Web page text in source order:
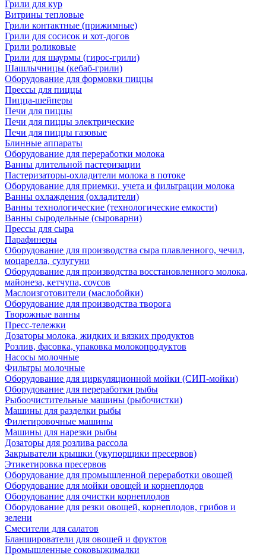
Грили для кур
Витрины тепловые
Грили контактные (прижимные)
Грили для сосисок и хот-догов
Грили роликовые
Грили для шаурмы (гирос-грили)
Шашлычницы (кебаб-грили)
Оборудование для формовки пиццы
Прессы для пиццы
Пицца-шейперы
Печи для пиццы
Печи для пиццы электрические
Печи для пиццы газовые
Блинные аппараты
Оборудование для переработки молока
Ванны длительной пастеризации
Пастеризаторы-охладители молока в потоке
Оборудование для приемки, учета и фильтрации молока
Ванны охлаждения (охладители)
Ванны технологические (технологические емкости)
Ванны сыродельные (сыроварни)
Прессы для сыра
Парафинеры
Оборудование для производства сыра плавленного, чечил,
моцарелла, сулугуни
Оборудование для производства восстановленного молока,
майонеза, кетчупа, соусов
Маслоизготовители (маслобойки)
Оборудование для производства творога
Творожные ванны
Пресс-тележки
Дозаторы молока, жидких и вязких продуктов
Розлив, фасовка, упаковка молокопродуктов
Насосы молочные
Фильтры молочные
Оборудование для циркуляционной мойки (СИП-мойки)
Оборудование для переработки рыбы
Рыбоочистительные машины (рыбочистки)
Машины для разделки рыбы
Филетировочные машины
Машины для нарезки рыбы
Дозаторы для розлива рассола
Закрыватели крышки (укупорщики пресервов)
Этикетировка пресервов
Оборудование для промышленной переработки овощей
Оборудование для мойки овощей и корнеплодов
Оборудование для очистки корнеплодов
Оборудование для резки овощей, корнеплодов, грибов и
зелени
Смесители для салатов
Бланширователи для овощей и фруктов
Промышленные соковыжималки